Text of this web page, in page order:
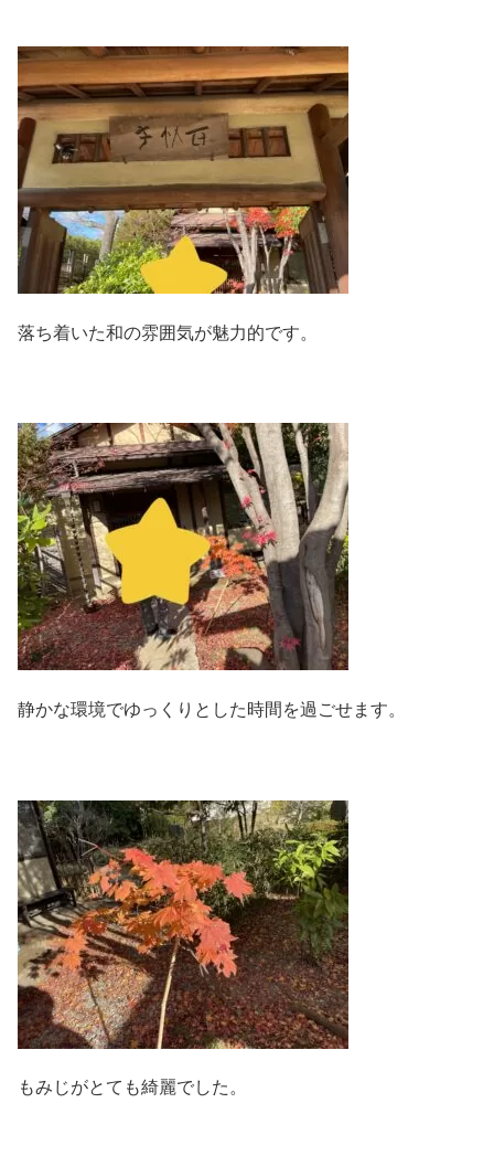
落ち着いた和の雰囲気が魅力的です。
静かな環境でゆっくりとした時間を過ごせます。
もみじがとても綺麗でした。